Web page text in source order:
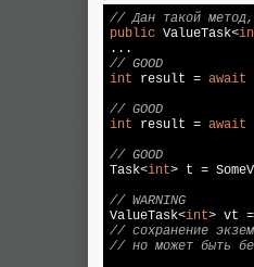
// Дан такой метод,
public ValueTask<
// GOOD
int result = await
// GOOD
int result = await
// GOOD
Task<int> t =
// WARNING
ValueTask<int
// сохранение
// но может быть